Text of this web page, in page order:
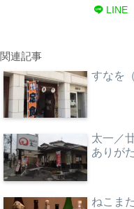
LINE
関連記事
すなを
太一／
ありが
ねこま